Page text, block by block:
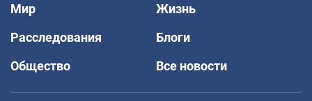
Мир
Жизнь
Расследования
Блоги
Общество
Все новости